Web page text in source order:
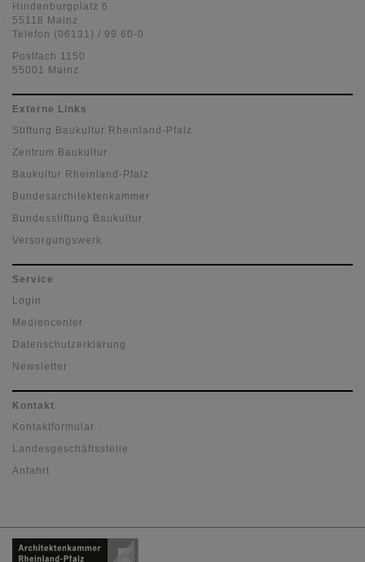
Hindenburgplatz 6
55118 Mainz
Telefon (06131) / 99 60-0
Postfach 1150
55001 Mainz
Externe Links
Stiftung Baukultur Rheinland-Pfalz
Zentrum Baukultur
Baukultur Rheinland-Pfalz
Bundesarchitektenkammer
Bundesstiftung Baukultur
Versorgungswerk
Service
Login
Mediencenter
Datenschutzerklärung
Newsletter
Kontakt
Kontaktformular
Landesgeschäftsstelle
Anfahrt